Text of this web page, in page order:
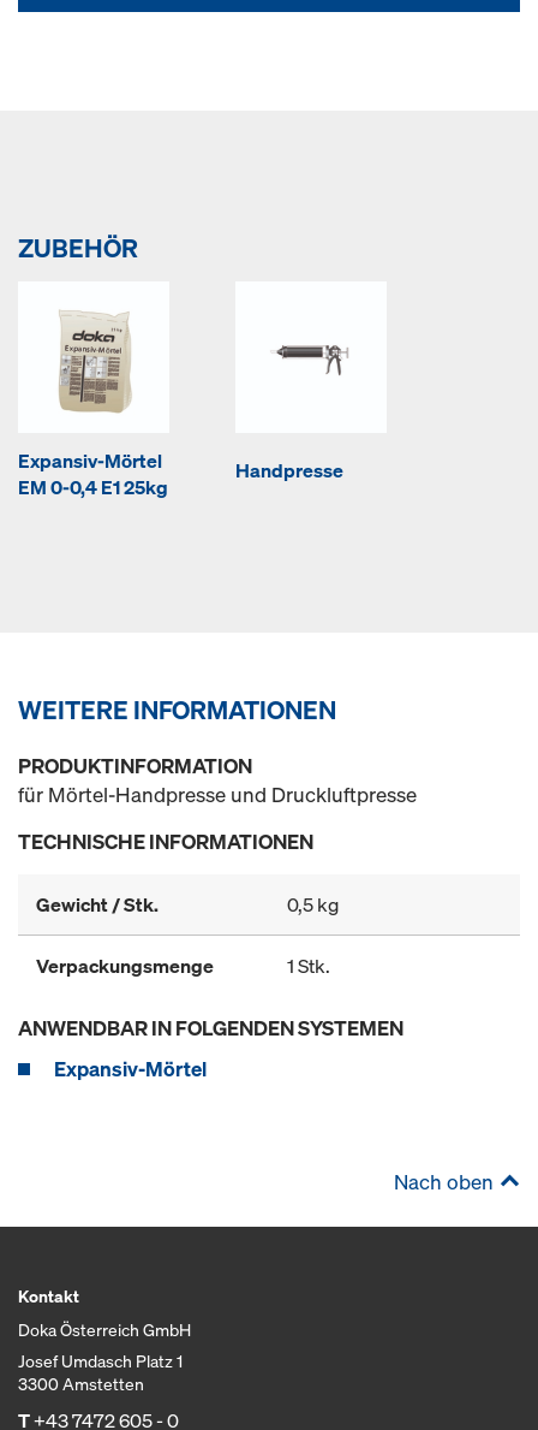
ZUBEHÖR
Expansiv-Mörtel
EM 0-0,4 E1 25kg
Handpresse
WEITERE INFORMATIONEN
PRODUKTINFORMATION
für Mörtel-Handpresse und Druckluftpresse
TECHNISCHE INFORMATIONEN
Gewicht / Stk. 0,5 kg
Verpackungsmenge 1 Stk.
ANWENDBAR IN FOLGENDEN SYSTEMEN
Expansiv-Mörtel
Nach oben
Kontakt
Doka Österreich GmbH
Josef Umdasch Platz 1
3300 Amstetten
T+43 7472 605 - 0